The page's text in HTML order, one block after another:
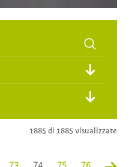
1885 di 1885 visualizzate